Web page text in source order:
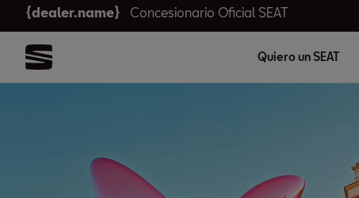
{dealer.name} Concesionario Oficial SEAT
Quiero un SEAT